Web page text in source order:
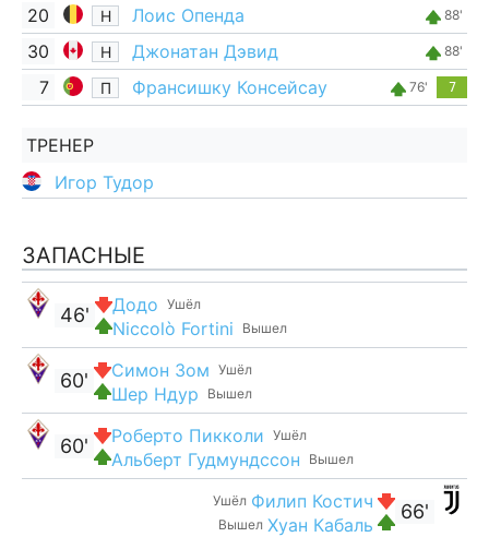
20
Н Лоис Опенда 88'
30 Н Джонатан Дэвид 88'
7 П Франсишку Консейсау 76' 7
ТРЕНЕР
Игор Тудор
ЗАПАСНЫЕ
Ушёл
Додо
Вышел
Niccolò Fortini
46'
Ушёл
Симон Зом
Вышел
Шер Ндур
60'
Ушёл
Роберто Пикколи
Вышел
Альберт Гудмундссон
60'
66'
Ушёл Филип Костич
Вышел Хуан Кабаль